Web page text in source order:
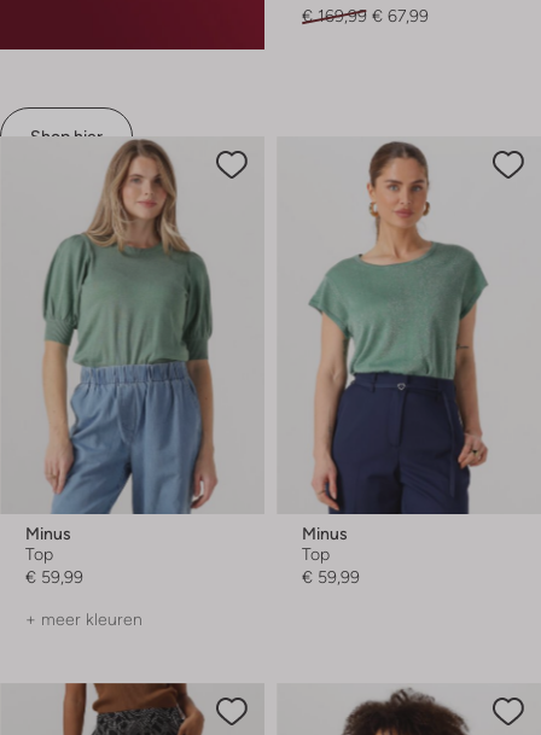
Shop hier
€ 169,99 € 67,99
Minus
Top
€ 59,99
+ meer kleuren
Minus
Top
€ 59,99